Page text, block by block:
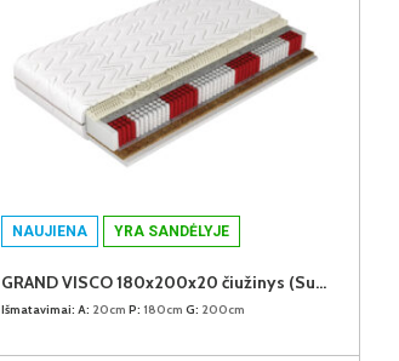
NAUJIENA YRA SANDĖLYJE
GRAND VISCO 180x200x20 čiužinys (Susuktas)
Išmatavimai: A: 20cm P: 180cm G: 200cm